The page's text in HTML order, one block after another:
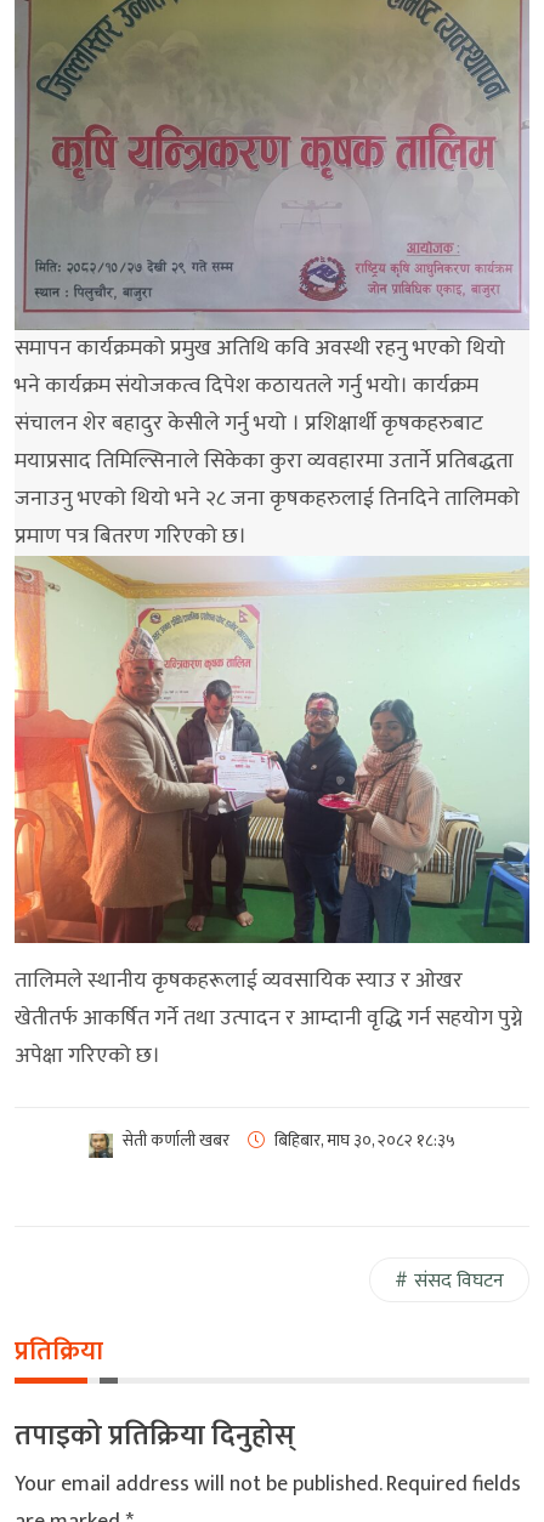
समापन कार्यक्रमको प्रमुख अतिथि कवि अवस्थी रहनु भएको थियो
भने कार्यक्रम संयोजकत्व दिपेश कठायतले गर्नु भयो। कार्यक्रम
संचालन शेर बहादुर केसीले गर्नु भयो । प्रशिक्षार्थी कृषकहरुबाट
मयाप्रसाद तिमिल्सिनाले सिकेका कुरा व्यवहारमा उतार्ने प्रतिबद्धता
जनाउनु भएको थियो भने २८ जना कृषकहरुलाई तिनदिने तालिमको
प्रमाण पत्र बितरण गरिएको छ।
तालिमले स्थानीय कृषकहरूलाई व्यवसायिक स्याउ र ओखर
खेतीतर्फ आकर्षित गर्ने तथा उत्पादन र आम्दानी वृद्धि गर्न सहयोग पुग्ने
अपेक्षा गरिएको छ।
सेती कर्णाली खबर बिहिबार, माघ ३०, २०८२ १८:३५
संसद विघटन
प्रतिक्रिया
तपाइको प्रतिक्रिया दिनुहोस्
Your email address will not be published.Required fields